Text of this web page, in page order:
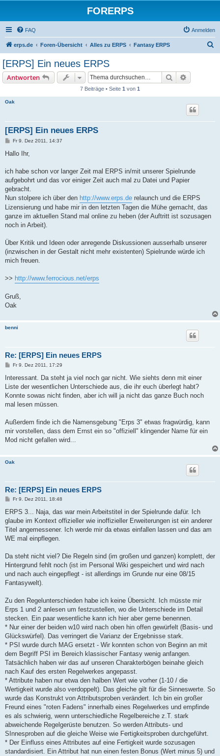
FORERPS
FAQ Anmelden
erps.de Foren-Übersicht Alles zu ERPS Fantasy ERPS
[ERPS] Ein neues ERPS
Antworten Suche
7 Beiträge • Seite 1 von 1
Oak
[ERPS] Ein neues ERPS
B
i
a
Fr 9. Dez 2011, 14:37
Hallo Ihr,
ich habe schon vor langer Zeit mal ERPS in/mit unserer Spielrunde
aufgebohrt und das vor einiger Zeit auch mal zu Datei und Papier
gebracht.
Nun stolpere ich über den http://www.erps.de relaunch und die ERPS
Lizensierung und habe mir in den letzten Tagen die Mühe gemacht, das
ganze im aktuellen Stand mal online zu heben (der Auftritt ist sozusagen
noch in Arbeit).
Über Kritik und Ideen oder anregende Diskussionen ausserhalb unserer
(inzwischen in der Gestalt nicht mehr existenten) Spielrunde würde ich
mich freuen.
>> http://www.ferrocious.net/erps
Gruß,
Oak
benni
Re: [ERPS] Ein neues ERPS
B
i
r
a
Fr 9. Dez 2011, 17:29
Interessant. Da steht ja viel noch gar nicht. Wie siehts denn mit einer
Liste der wesentlichen Unterschiede aus, die ihr euch überlegt habt?
Konnte sowas nicht finden, aber ich will ja nicht das ganze Buch noch
mal lesen müssen.
Außerdem finde ich die Namensgebung "Erps 3" etwas fragwürdig, kann
mir vorstellen, dass dem Ernst ein so "offiziell" klingender Name für ein
Mod nicht gefallen wird...
Oak
Re: [ERPS] Ein neues ERPS
B
i
r
a
Fr 9. Dez 2011, 18:48
ERPS 3... Naja, das war mein Arbeitstitel in der Spielrunde dafür. Ich
glaube im Kontext offizieller wie inoffizieller Erweiterungen ist ein anderer
Titel angemessener. Ich werde mir da etwas einfallen lassen und das am
WE mal einpflegen.
Da steht nicht viel? Die Regeln sind (im großen und ganzen) komplett, der
Hintergrund fehlt noch (ist im Personal Wiki gespeichert und wird nach
und nach auch eingepflegt - ist allerdings im Grunde nur eine 08/15
Fantasywelt).
Zu den Regelunterschieden habe ich keine Übersicht. Ich müsste mir
Erps 1 und 2 anlesen um festzustellen, wo die Unterschiede im Detail
stecken. Ein paar wesentliche kann ich hier aber gerne benennen.
* Nur einer der beiden w10 wird nach oben hin offen gewürfelt (Basis- und
Glückswürfel). Das verringert die Varianz der Ergebnisse stark.
* PSI wurde durch MAG ersetzt - Wir konnten schon von Beginn an mit
dem Begriff PSI im Bereich klassischer Fantasy wenig anfangen.
Tatsächlich haben wir das auf unseren Charakterbögen beinahe gleich
nach Kauf des ersten Regelwerkes angepasst.
* Attribute haben nur etwa den halben Wert wie vorher (1-10 / die
Wertigkeit wurde also verdoppelt). Das gleiche gilt für die Sinneswerte. So
wurde das Konstrukt von Attributsproben verändert. Ich bin ein großer
Freund eines "roten Fadens" innerhalb eines Regelwerkes und empfinde
es als schwierig, wenn unterschiedliche Regelbereiche z.T. stark
abweichende Regelgerüste benutzen. So werden Attributs- und
SInnesproben auf die gleiche Weise wie Fertigkeitsproben durchgeführt.
* Der Einfluss eines Attributes auf eine Fertigkeit wurde sozusagen
standardisiert. Ein Attribut hat nun einen festen Bonus (Wert minus 5) und